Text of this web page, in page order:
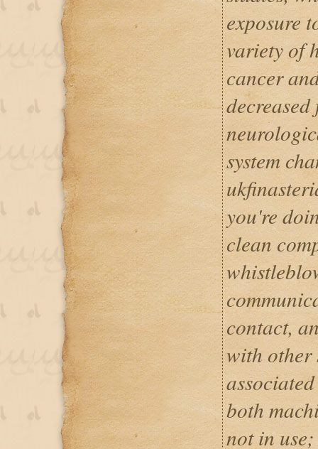
exposure
variety of
cancer
system
you're
clean
contact,
with other
both
not in